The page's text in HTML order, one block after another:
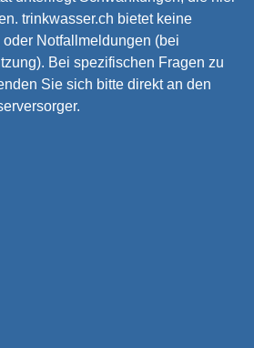
trinkwasser.ch bietet keine
Notfallmeldungen (bei
Bei spezifischen Fragen zu
Sie sich bitte direkt an den